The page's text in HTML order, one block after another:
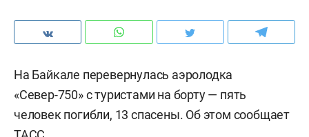
На Байкале перевернулась аэролодка
«Север-750» с туристами на борту — пять
человек погибли, 13 спасены. Об этом сообщает